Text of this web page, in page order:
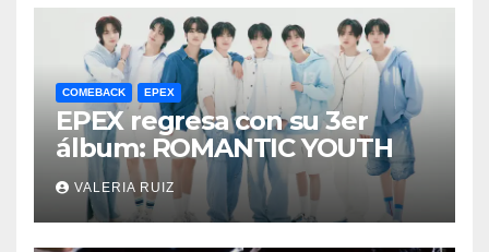
COMEBACK EPEX
EPEX regresa con su 3er
álbum: ROMANTIC YOUTH
VALERIA RUIZ